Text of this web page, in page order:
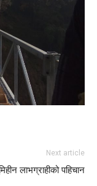
Next article
लाभग्राहीको पहिचान